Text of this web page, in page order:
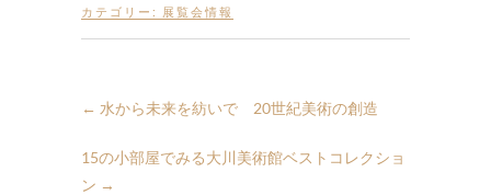
カテゴリー: 展覧会情報
← 水から未来を紡いで 20世紀美術の創造
15の小部屋でみる大川美術館ベストコレクショ
ン →